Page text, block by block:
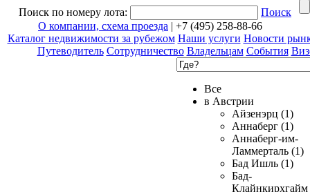
Поиск по номеру лота:
Поиск
О компании, схема проезда | +7 (495) 258-88-66
Каталог недвижимости за рубежом Наши услуги Новости
Путеводитель Сотрудничество Владельцам События
Все
в Австрии
Айзенэрц (1)
Аннаберг (1)
Аннаберг-им-
Ламмерталь (1)
Бад Ишль (1)
Бад-
Клайнкирхгайм